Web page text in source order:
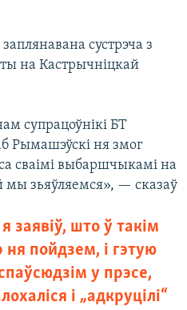
сустрэча з
на Кастрычніцкай
супрацоўнікі БТ
Рымашэўскі ня змог
сваімі выбаршчыкамі на
мы зьяўляемся», — сказаў
заявіў, што ў такім
пойдзем, і гэтую
у прэсе,
і „адкруцілі“